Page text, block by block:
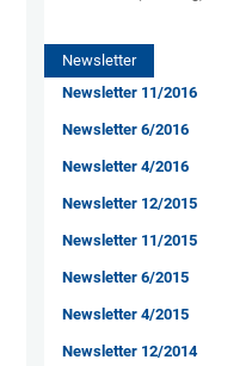
Newsletter
Newsletter 11/2016
Newsletter 6/2016
Newsletter 4/2016
Newsletter 12/2015
Newsletter 11/2015
Newsletter 6/2015
Newsletter 4/2015
Newsletter 12/2014